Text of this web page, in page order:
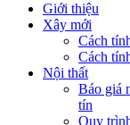
Giới thiệu
Xây mới
Cách
Cách
Nội thất
Báo giá
tín
Quy